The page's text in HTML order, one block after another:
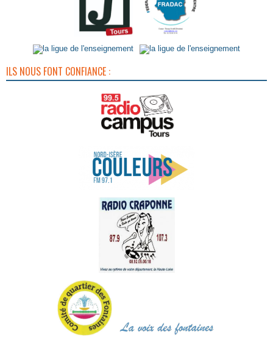
ILS NOUS FONT CONFIANCE :